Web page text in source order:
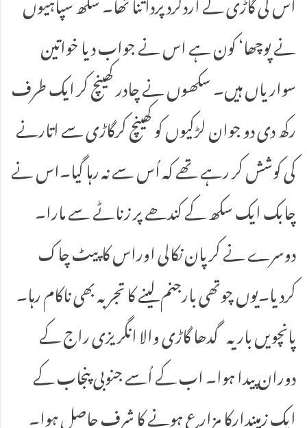
نے پوچھا‘ کون ہے اس نے جواب دیا خواتین
سواریاں ہیں۔ سکھوں نے چادر کھینچ کر ایک طرف
رکھ دی دو جوان لڑکیوں کو کھینچ کرگاڑی سے اتارنے
کی کوشش کر رہے تھے کہ اُس سے نہ رہا گیا۔اس نے
چابک ایک سکھ کے کندھے پر زناٹے سے مارا۔
دوسرے نے کرپان نکالی اوراس کاپیٹ چاک
کردیا۔یوں چوتھی بارجنم لینے کا تجربہ بھی ناکام رہا۔
پانچویں بار یہ گدھا گاڑی والا انگریزی راج کے
دوران پیدا ہوا۔ اب کے اُسے جنوبی پنجاب کے
ایک زمیندارکا مزارع ہونے کا شرف حاصل ہوا۔